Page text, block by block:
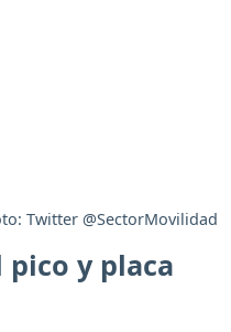
Twitter @SectorMovilidad
pico y placa